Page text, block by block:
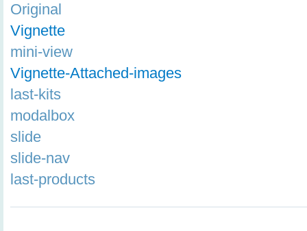
Original
Vignette
mini-view
Vignette-Attached-images
last-kits
modalbox
slide
slide-nav
last-products